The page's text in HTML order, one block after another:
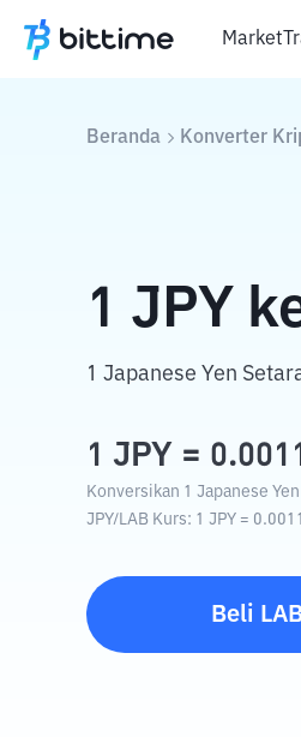
Market
Beranda Konverter
1 JPY
1 Japanese Yen
1 JPY =
Konversikan 1 Japanese
JPY/LAB Kurs: 1 JPY =
Beli